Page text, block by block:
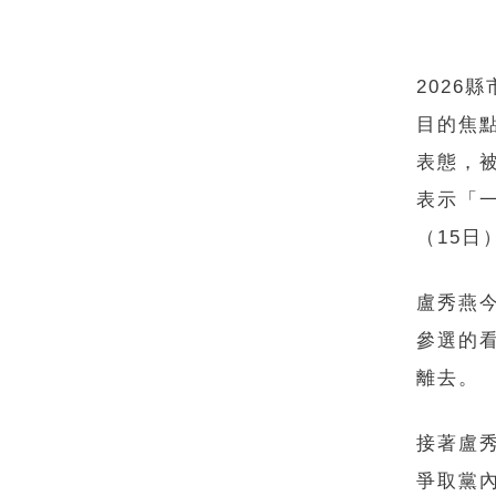
2026縣
目的焦
表態，
表示「
（15
盧秀燕
參選的
離去。
接著盧
爭取黨